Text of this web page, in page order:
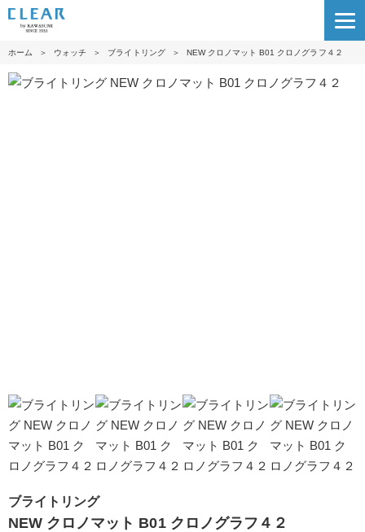
ホーム ＞ ウォッチ ＞ ブライトリング ＞ NEW クロノマット B01 クロノグラフ４２
ブライトリング
NEW クロノマット B01 クロノグラフ４２